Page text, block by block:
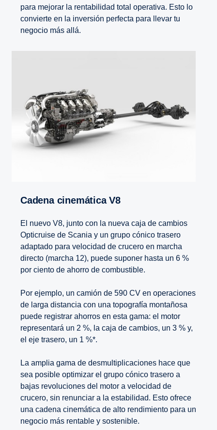
para mejorar la rentabilidad total operativa. Esto lo
convierte en la inversión perfecta para llevar tu
negocio más allá.
Cadena cinemá­tica V8
El nuevo V8, junto con la nueva caja de cambios
Opticruise de Scania y un grupo cónico trasero
adaptado para velocidad de crucero en marcha
directo (marcha 12), puede suponer hasta un 6 %
por ciento de ahorro de combustible.
Por ejemplo, un camión de 590 CV en operaciones
de larga distancia con una topografía montañosa
puede registrar ahorros en esta gama: el motor
representará un 2 %, la caja de cambios, un 3 % y,
el eje trasero, un 1 %*.
La amplia gama de desmultiplicaciones hace que
sea posible optimizar el grupo cónico trasero a
bajas revoluciones del motor a velocidad de
crucero, sin renunciar a la estabilidad. Esto ofrece
una cadena cinemática de alto rendimiento para un
negocio más rentable y sostenible.